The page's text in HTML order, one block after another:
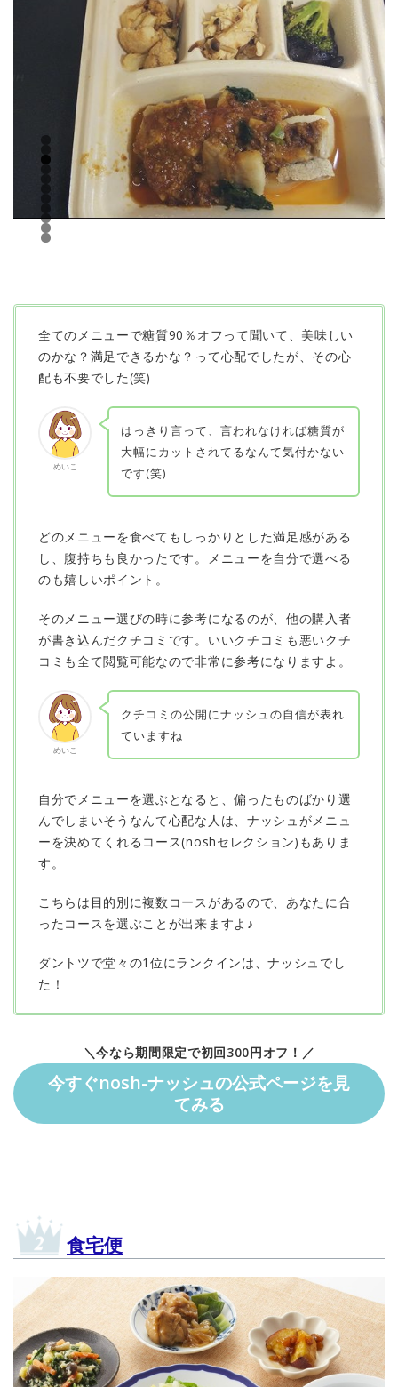
全てのメニューで糖質90％オフって聞いて、美味しい
のかな？満足できるかな？って心配でしたが、その心
配も不要でした(笑)
めいこ
はっきり言って、言われなければ糖質が
大幅にカットされてるなんて気付かない
です(笑)
どのメニューを食べてもしっかりとした満足感がある
し、腹持ちも良かったです。メニューを自分で選べる
のも嬉しいポイント。
そのメニュー選びの時に参考になるのが、 他の購入者
が書き込んだクチコミです。いいクチコミも悪いクチ
コミも全て閲覧可能なので非常に参考になりますよ。
めいこ
クチコミの公開にナッシュの自信が表れ
ていますね
自分でメニューを選ぶとなると、偏ったものばかり選
んでしまいそうなんて心配な人は、ナッシュがメニュ
ーを決めてくれるコース(noshセレクション)もありま
す。
こちらは目的別に複数コースがあるので、あなたに合
ったコースを選ぶことが出来ますよ♪
ダントツで堂々の1位にランクインは、ナッシュでし
た！
＼今なら期間限定で初回300円オフ！／
今すぐnosh-ナッシュの公式ページを見
てみる
食宅便